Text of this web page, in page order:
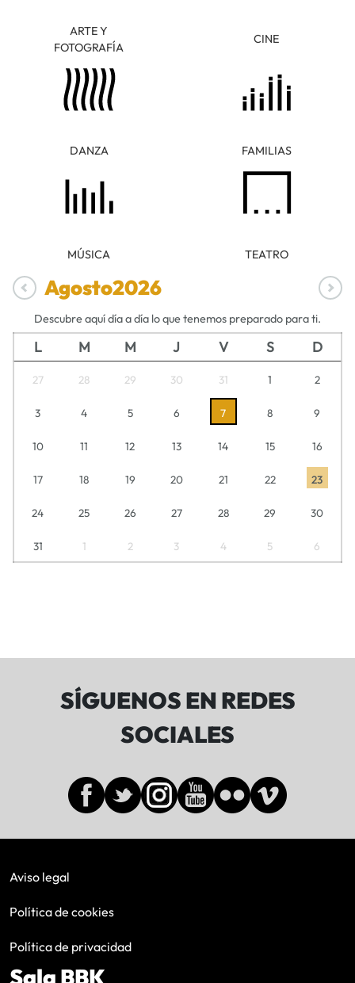
ARTE Y
FOTOGRAFÍA
CINE
DANZA FAMILIAS
MÚSICA TEATRO
Agosto2026
Descubre aquí día a día lo que tenemos preparado para ti.
L M M J V S D
27 28 29 30 31 1 2
3 4 5 6 7 8 9
10 11 12 13 14 15 16
17 18 19 20 21 22 23
24 25 26 27 28 29 30
31 1 2 3 4 5 6
SÍGUENOS EN REDES
SOCIALES
Aviso legal
Política de cookies
Política de privacidad
Sala BBK